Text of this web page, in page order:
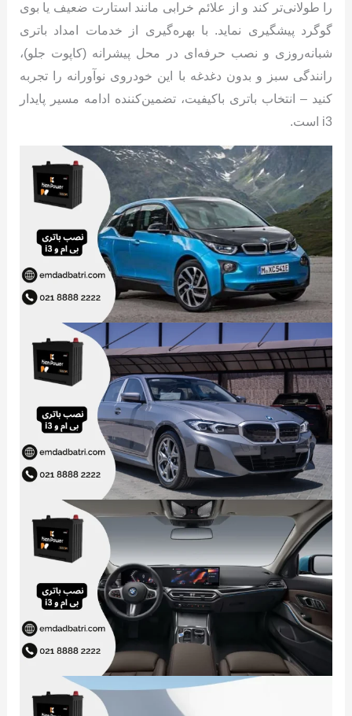
را طولانی‌تر کند و از علائم خرابی مانند استارت ضعیف یا بوی
گوگرد پیشگیری نماید. با بهره‌گیری از خدمات امداد باتری
شبانه‌روزی و نصب حرفه‌ای در محل پیشرانه (کاپوت جلو)،
رانندگی سبز و بدون دغدغه با این خودروی نوآورانه را تجربه
کنید – انتخاب باتری باکیفیت، تضمین‌کننده ادامه مسیر پایدار
i3 است.